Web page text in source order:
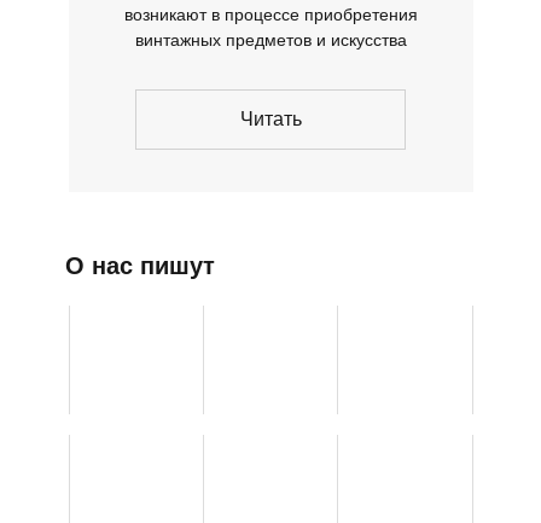
возникают в процессе приобретения
винтажных предметов и искусства
Читать
О нас пишут